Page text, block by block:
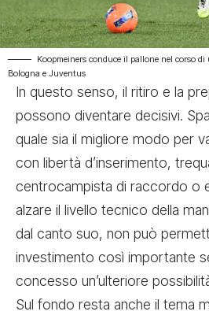
Koopmeiners conduce il pallone nel corso
Bologna e Juventus
In questo senso, il ritiro e la
possono diventare decisivi.
quale sia il migliore modo per
con libertà d’inserimento,
centrocampista di raccordo o
alzare il livello tecnico della
dal canto suo, non può
investimento così importante
concesso un’ulteriore
Sul fondo resta anche il tema